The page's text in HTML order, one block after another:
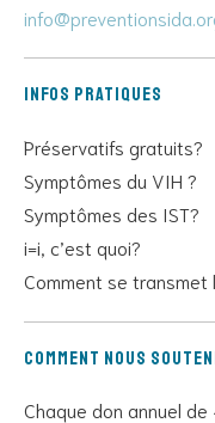
Infos pratiques
Préservatifs gratuits?
Symptômes du VIH ?
Symptômes des IST?
i=i, c’est quoi?
Comment se transmet
Comment nous
Chaque don annuel